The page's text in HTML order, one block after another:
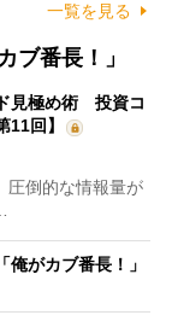
一覧を見る
ブ番長！」
見極め術 投資コ
11回】
圧倒的な情報量が
がカブ番長！」